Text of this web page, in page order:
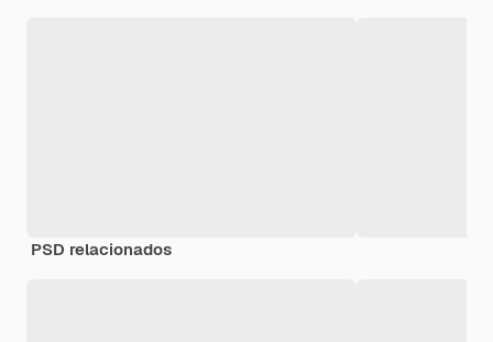
PSD relacionados